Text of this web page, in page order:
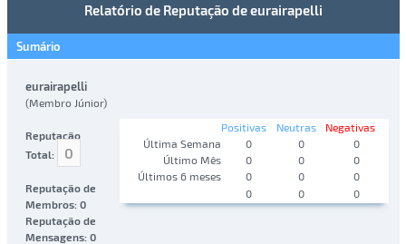
Relatório de Reputação de eurairapelli
Sumário
eurairapelli
(Membro Júnior)
Reputação
Total:
0
Reputação de
Membros: 0
Reputação de
Mensagens: 0
Positivas Neutras
Negativas
Última Semana
0 0
0
Último Mês
0 0
0
Últimos 6 meses
0 0
0
0
0 0